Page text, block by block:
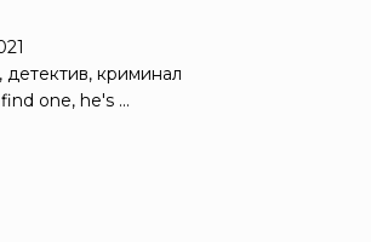
детектив, криминал
one, he's ...